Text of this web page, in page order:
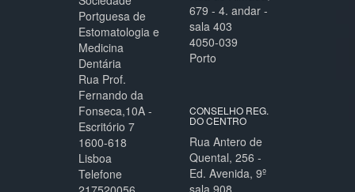
Portguesa de
Estomatologia e
Medicina
Dentária
Rua Prof.
Fernando da
Fonseca,10A -
Escritório 7
1600-618
Lisboa
Telefone
679 - 4. andar -
sala 403
4050-039
Porto
CONSELHO REG.
DO CENTRO
Rua Antero de
Quental, 256 -
Ed. Avenida, 9º